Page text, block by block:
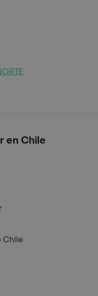
en Chile
Chile